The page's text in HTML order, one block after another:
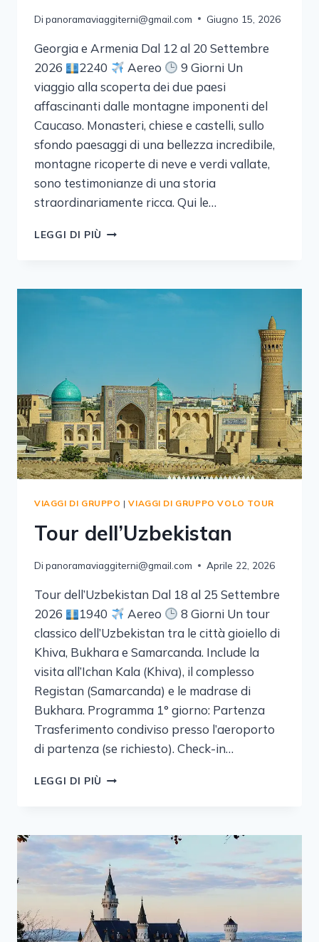
Di panoramaviaggiterni@gmail.com Giugno 15, 2026
Georgia e Armenia Dal 12 al 20 Settembre
2026
2240 Aereo
9 Giorni Un
viaggio alla scoperta dei due paesi
affascinanti dalle montagne imponenti del
Caucaso. Monasteri, chiese e castelli, sullo
sfondo paesaggi di una bellezza incredibile,
montagne ricoperte di neve e verdi vallate,
sono testimonianze di una storia
straordinariamente ricca. Qui le…
LEGGI DI PIÙ GEORGIA
VIAGGI DI GRUPPO |VIAGGI DI GRUPPO VOLO TOUR
Tour dell’Uzbekistan
Di panoramaviaggiterni@gmail.com Aprile 22, 2026
Tour dell’Uzbekistan Dal 18 al 25 Settembre
2026
1940 Aereo
8 Giorni Un tour
classico dell’Uzbekistan tra le città gioiello di
Khiva, Bukhara e Samarcanda. Include la
visita all’Ichan Kala (Khiva), il complesso
Registan (Samarcanda) e le madrase di
Bukhara. Programma 1° giorno: Partenza
Trasferimento condiviso presso l’aeroporto
di partenza (se richiesto). Check-in…
LEGGI DI PIÙ TOUR